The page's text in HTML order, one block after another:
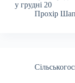
у грудні 20
Прохір